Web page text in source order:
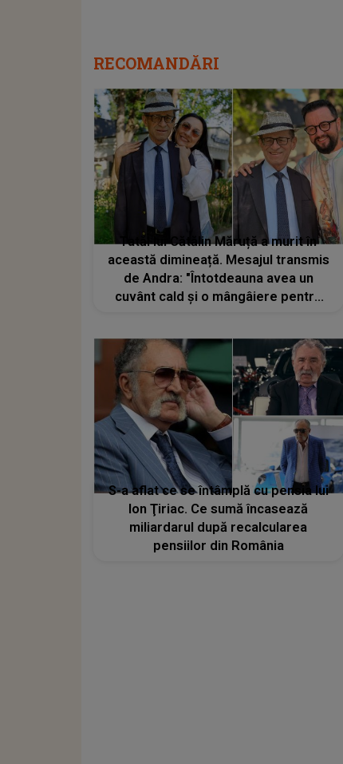
RECOMANDĂRI
Tatăl lui Cătălin Măruță a murit în
această dimineață. Mesajul transmis
de Andra: "Întotdeauna avea un
cuvânt cald și o mângâiere pentru
S-a aflat ce se întâmplă cu pensia lui
Ion Ţiriac. Ce sumă încasează
miliardarul după recalcularea
pensiilor din România